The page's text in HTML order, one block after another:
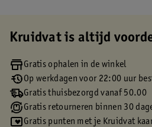
Kruidvat is altijd
Gratis ophalen in de winkel
Op werkdagen voor 22:00 uur
Gratis thuisbezorgd vanaf 50.00
Gratis retourneren binnen 30
Gratis punten met je Kruidvat